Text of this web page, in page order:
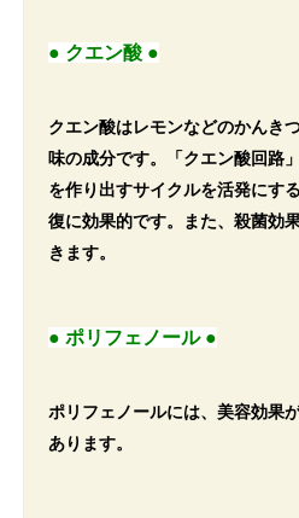
● クエン酸 ●
クエン酸はレモンなどのかんき
味の成分です。「クエン酸回路
を作り出すサイクルを活発にす
復に効果的です。また、殺菌効
きます。
● ポリフェノール ●
ポリフェノールには、美容効果
あります。